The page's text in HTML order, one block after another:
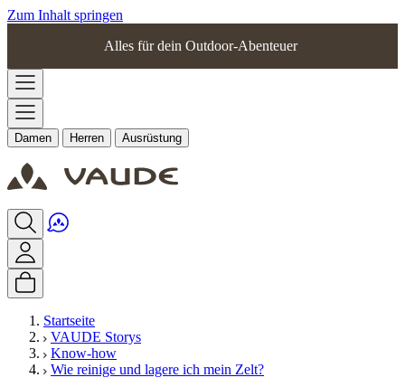
Zum Inhalt springen
Alles für dein Outdoor-Abenteuer
Damen Herren Ausrüstung
Startseite
VAUDE Storys
Know-how
Wie reinige und lagere ich mein Zelt?